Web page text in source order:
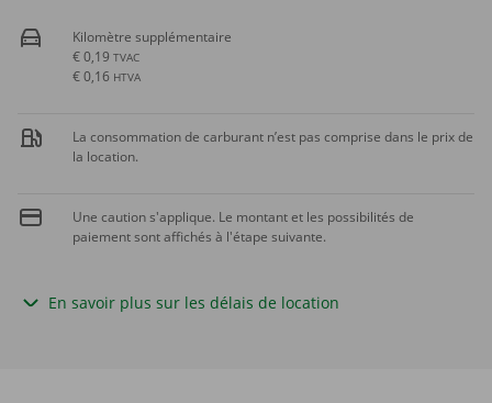
Kilomètre supplémentaire
€ 0,19 TVAC
€ 0,16 HTVA
La consommation de carburant n’est pas comprise dans le prix de
la location.
Une caution s'applique. Le montant et les possibilités de
paiement sont affichés à l'étape suivante.
En savoir plus sur les délais de location